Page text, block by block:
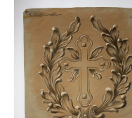
Gutachten
Kontakt